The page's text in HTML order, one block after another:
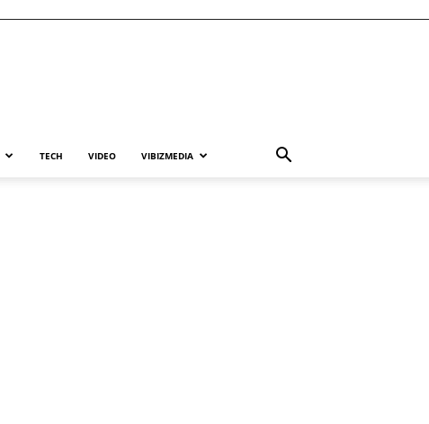
TECH VIDEO VIBIZMEDIA